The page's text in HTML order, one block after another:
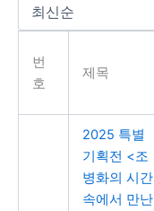
번
호
제목
2025 특별
기획전 <조
병화의 시간
속에서 만난